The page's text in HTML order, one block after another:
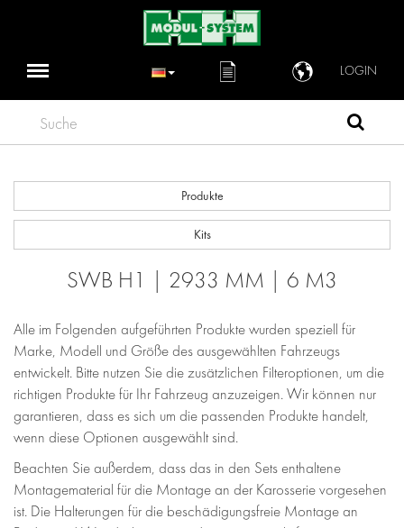
LOGIN
Suche
Produkte
Kits
SWB H1 | 2933 MM | 6 M3
Alle im Folgenden aufgeführten Produkte wurden speziell für
Marke, Modell und Größe des ausgewählten Fahrzeugs
entwickelt. Bitte nutzen Sie die zusätzlichen Filteroptionen, um die
richtigen Produkte für Ihr Fahrzeug anzuzeigen. Wir können nur
garantieren, dass es sich um die passenden Produkte handelt,
wenn diese Optionen ausgewählt sind.
Beachten Sie außerdem, dass das in den Sets enthaltene
Montagematerial für die Montage an der Karosserie vorgesehen
ist. Die Halterungen für die beschädigungsfreie Montage an